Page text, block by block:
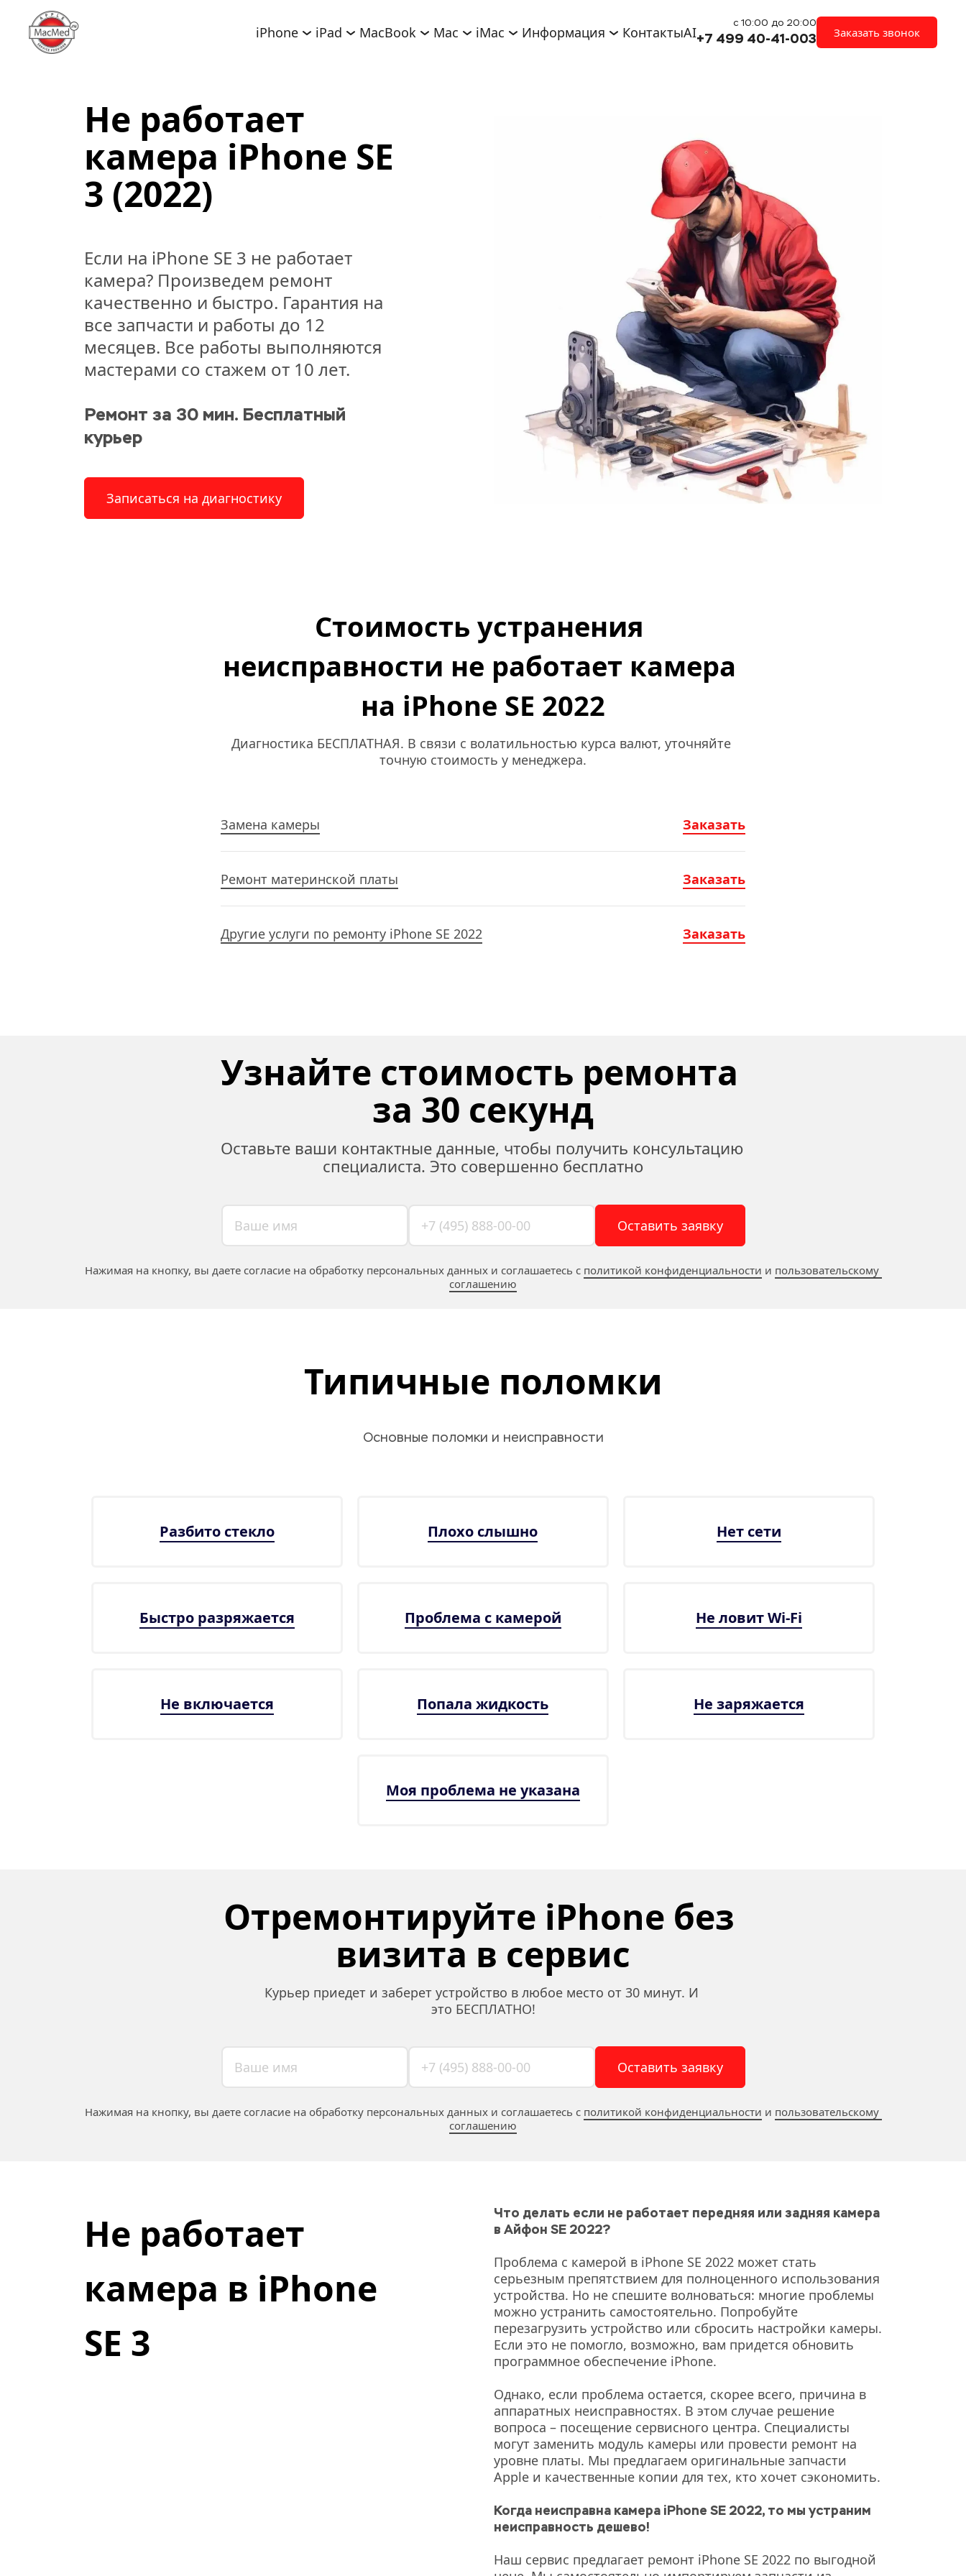
iPhone iPad MacBook Mac iMac Информация КонтактыAI
с 10:00 до 20:00
+7 499 40-41-003 Заказать звонок
Не работает
камера iPhone SE
3 (2022)
Если на iPhone SE 3 не работает
камера? Произведем ремонт
качественно и быстро. Гарантия на
все запчасти и работы до 12
месяцев. Все работы выполняются
мастерами со стажем от 10 лет.
Ремонт за 30 мин. Бесплатный
курьер
Записаться на диагностику
Стоимость устранения
неисправности не работает камера
на iPhone SE 2022
Диагностика БЕСПЛАТНАЯ. В связи с волатильностью курса валют, уточняйте
точную стоимость у менеджера.
Замена камеры Заказать
Ремонт материнской платы Заказать
Другие услуги по ремонту iPhone SE 2022 Заказать
Узнайте стоимость ремонта
за 30 секунд
Оставьте ваши контактные данные, чтобы получить консультацию
специалиста. Это совершенно бесплатно
Оставить заявку
Нажимая на кнопку, вы даете согласие на обработку персональных данных и соглашаетесь c политикой конфиденциальности и пользовательскому
соглашению
Типичные поломки
Основные поломки и неисправности
Разбито стекло Плохо слышно Нет сети
Быстро разряжается Проблема с камерой Не ловит Wi-Fi
Не включается Попала жидкость Не заряжается
Моя проблема не указана
Отремонтируйте iPhone без
визита в сервис
Курьер приедет и заберет устройство в любое место от 30 минут. И
это БЕСПЛАТНО!
Оставить заявку
Нажимая на кнопку, вы даете согласие на обработку персональных данных и соглашаетесь c политикой конфиденциальности и пользовательскому
соглашению
Не работает
камера в iPhone
SE 3
Что делать если не работает передняя или задняя камера
в Айфон SE 2022?
Проблема с камерой в iPhone SE 2022 может стать
серьезным препятствием для полноценного использования
устройства. Но не спешите волноваться: многие проблемы
можно устранить самостоятельно. Попробуйте
перезагрузить устройство или сбросить настройки камеры.
Если это не помогло, возможно, вам придется обновить
программное обеспечение iPhone.
Однако, если проблема остается, скорее всего, причина в
аппаратных неисправностях. В этом случае решение
вопроса – посещение сервисного центра. Специалисты
могут заменить модуль камеры или провести ремонт на
уровне платы. Мы предлагаем оригинальные запчасти
Apple и качественные копии для тех, кто хочет сэкономить.
Когда неисправна камера iPhone SE 2022, то мы устраним
неисправность дешево!
Наш сервис предлагает ремонт iPhone SE 2022 по выгодной